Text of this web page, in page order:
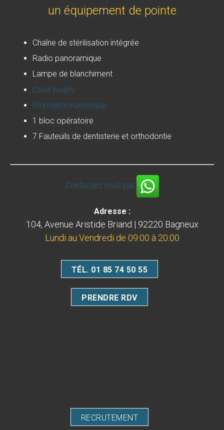
un équipement de pointe
Chaîne de stérilisation intégrée
Radio panoramique
Lampe de blanchiment
Cone beam
Empreinte numérique
1 bloc opératoire
7 Fauteuils de dentisterie et orthodontie
Contactez nous par
Adresse :
104, Avenue Aristide Briand | 92220 Bagneux
Lundi au Vendredi de 09:00 à 20:00
TÉL. 01 85 74 50 55
PRENDRE RDV
RECRUTEMENT